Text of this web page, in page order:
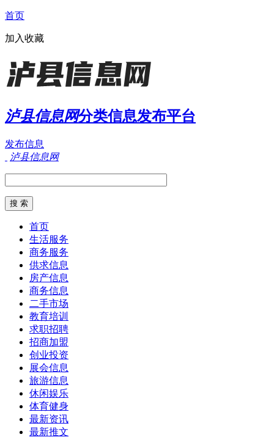
首页
加入收藏
泸县信息网分类信息发布平台
发布信息
泸县信息网
首页
生活服务
商务服务
供求信息
房产信息
商务信息
二手市场
教育培训
求职招聘
招商加盟
创业投资
展会信息
旅游信息
休闲娱乐
体育健身
最新资讯
最新推文